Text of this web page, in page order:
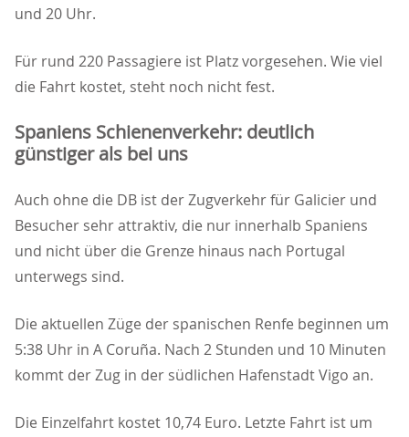
und 20 Uhr.
Für rund 220 Passagiere ist Platz vorgesehen. Wie viel
die Fahrt kostet, steht noch nicht fest.
Spaniens Schienenverkehr: deutlich
günstiger als bei uns
Auch ohne die DB ist der Zugverkehr für Galicier und
Besucher sehr attraktiv, die nur innerhalb Spaniens
und nicht über die Grenze hinaus nach Portugal
unterwegs sind.
Die aktuellen Züge der spanischen Renfe beginnen um
5:38 Uhr in A Coruña. Nach 2 Stunden und 10 Minuten
kommt der Zug in der südlichen Hafenstadt Vigo an.
Die Einzelfahrt kostet 10,74 Euro. Letzte Fahrt ist um